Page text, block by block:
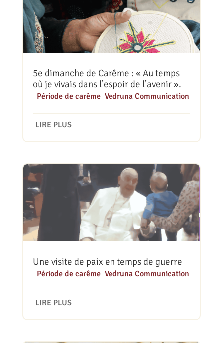
5e dimanche de Carême : « Au temps
où je vivais dans l’espoir de l’avenir ».
Période de carême, Vedruna Communication
LIRE PLUS
Une visite de paix en temps de guerre
Période de carême, Vedruna Communication
LIRE PLUS